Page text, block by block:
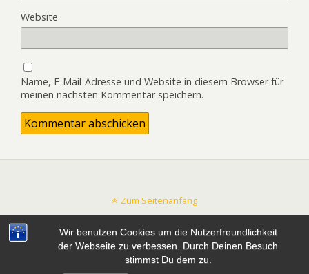
Wir benutzen Cookies um die Nutzerfreundlichkeit
der Webseite zu verbessen. Durch Deinen Besuch
stimmst Du dem zu.
Website
Name, E-Mail-Adresse und Website in diesem Browser für
meinen nächsten Kommentar speichern.
Zum Seitenanfang
Mobil Desktop